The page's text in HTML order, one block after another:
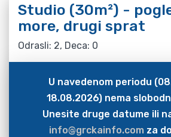
Studio (30m²) -
more, drugi sprat
Odrasli: 2, Deca: 0
U navedenom periodu
18.08.2026) nema
Unesite druge datume ili
info@grckainfo.com za